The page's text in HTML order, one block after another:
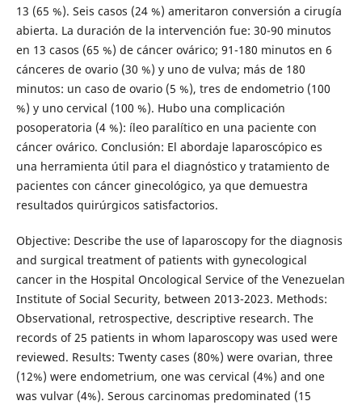
13 (65 %). Seis casos (24 %) ameritaron conversión a cirugía
abierta. La duración de la intervención fue: 30-90 minutos
en 13 casos (65 %) de cáncer ovárico; 91-180 minutos en 6
cánceres de ovario (30 %) y uno de vulva; más de 180
minutos: un caso de ovario (5 %), tres de endometrio (100
%) y uno cervical (100 %). Hubo una complicación
posoperatoria (4 %): íleo paralítico en una paciente con
cáncer ovárico. Conclusión: El abordaje laparoscópico es
una herramienta útil para el diagnóstico y tratamiento de
pacientes con cáncer ginecológico, ya que demuestra
resultados quirúrgicos satisfactorios.
Objective: Describe the use of laparoscopy for the diagnosis
and surgical treatment of patients with gynecological
cancer in the Hospital Oncological Service of the Venezuelan
Institute of Social Security, between 2013-2023. Methods:
Observational, retrospective, descriptive research. The
records of 25 patients in whom laparoscopy was used were
reviewed. Results: Twenty cases (80%) were ovarian, three
(12%) were endometrium, one was cervical (4%) and one
was vulvar (4%). Serous carcinomas predominated (15